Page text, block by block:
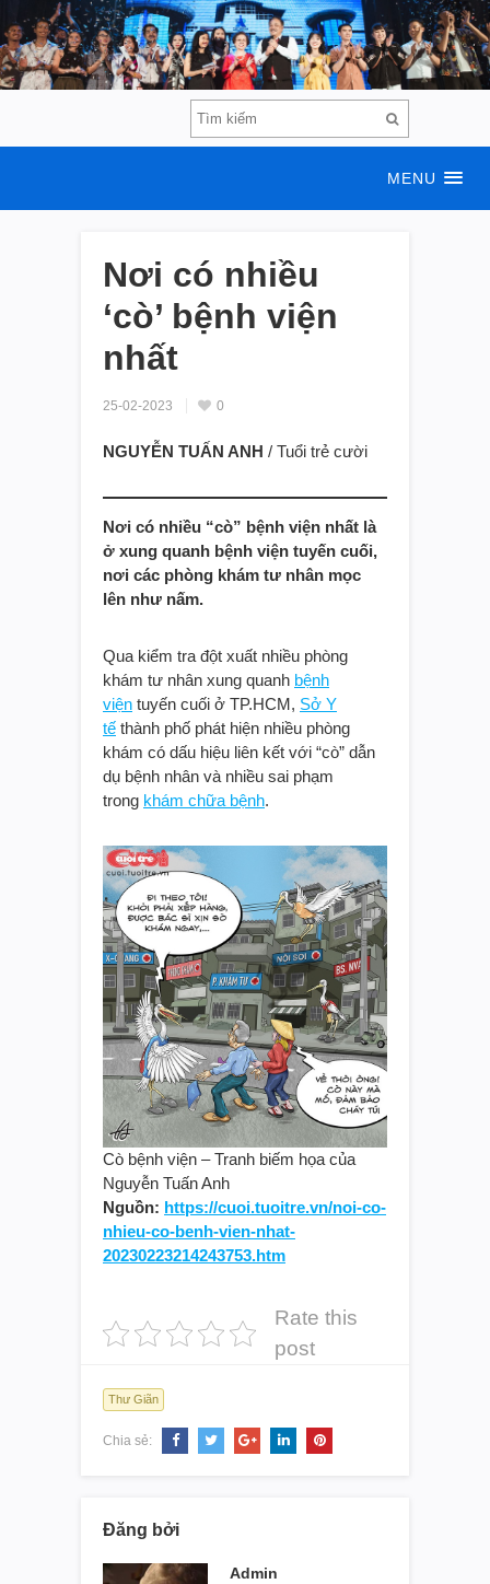
MENU
Nơi có nhiều
‘cò’ bệnh viện
nhất
25-02-2023 0
NGUYỄN TUẤN ANH / Tuổi trẻ cười
Nơi có nhiều “cò” bệnh viện nhất là
ở xung quanh bệnh viện tuyến cuối,
nơi các phòng khám tư nhân mọc
lên như nấm.
Qua kiểm tra đột xuất nhiều phòng
khám tư nhân xung quanh bệnh
viện tuyến cuối ở TP.HCM, Sở Y
tế thành phố phát hiện nhiều phòng
khám có dấu hiệu liên kết với “cò” dẫn
dụ bệnh nhân và nhiều sai phạm
trong khám chữa bệnh.
Cò bệnh viện – Tranh biếm họa của
Nguyễn Tuấn Anh
Nguồn: https://cuoi.tuoitre.vn/noi-co-
nhieu-co-benh-vien-nhat-
20230223214243753.htm
Rate this
post
Thư Giãn
Chia sẻ:
Đăng bởi
Admin